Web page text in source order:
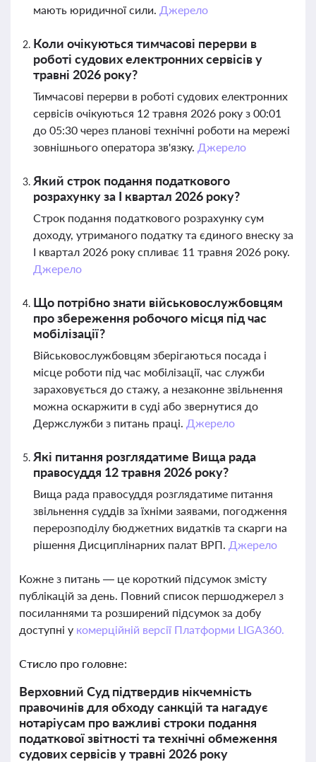
мають юридичної сили. Джерело
Коли очікуються тимчасові перерви в
роботі судових електронних сервісів у
травні 2026 року?
Тимчасові перерви в роботі судових електронних
сервісів очікуються 12 травня 2026 року з 00:01
до 05:30 через планові технічні роботи на мережі
зовнішнього оператора зв'язку. Джерело
Який строк подання податкового
розрахунку за І квартал 2026 року?
Строк подання податкового розрахунку сум
доходу, утриманого податку та єдиного внеску за
І квартал 2026 року спливає 11 травня 2026 року.
Джерело
Що потрібно знати військовослужбовцям
про збереження робочого місця під час
мобілізації?
Військовослужбовцям зберігаються посада і
місце роботи під час мобілізації, час служби
зараховується до стажу, а незаконне звільнення
можна оскаржити в суді або звернутися до
Держслужби з питань праці. Джерело
Які питання розглядатиме Вища рада
правосуддя 12 травня 2026 року?
Вища рада правосуддя розглядатиме питання
звільнення суддів за їхніми заявами, погодження
перерозподілу бюджетних видатків та скарги на
рішення Дисциплінарних палат ВРП. Джерело
Кожне з питань — це короткий підсумок змісту
публікацій за день. Повний список першоджерел з
посиланнями та розширений підсумок за добу
доступні у комерційній версії Платформи LIGA360.
Стисло про головне:
Верховний Суд підтвердив нікчемність
правочинів для обходу санкцій та нагадує
нотаріусам про важливі строки подання
податкової звітності та технічні обмеження
судових сервісів у травні 2026 року